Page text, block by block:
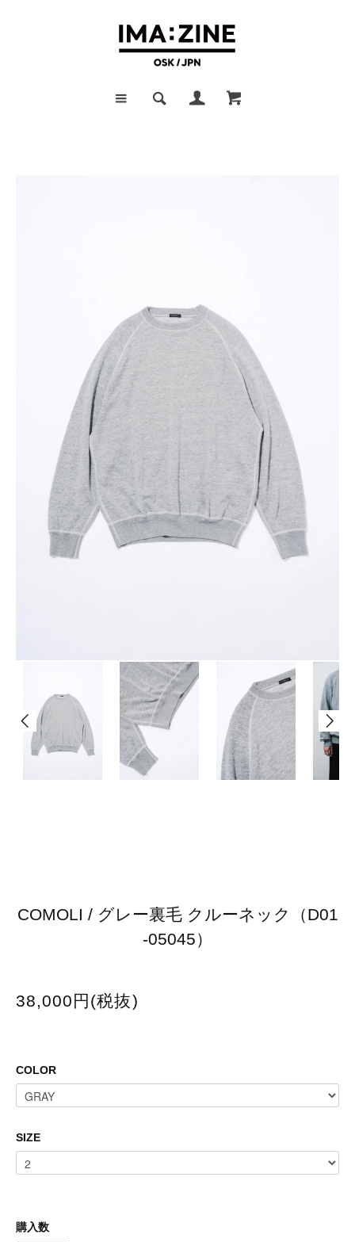
COMOLI / グレー裏毛 クルーネック（D01
-05045）
38,000円(税抜)
COLOR
SIZE
購入数